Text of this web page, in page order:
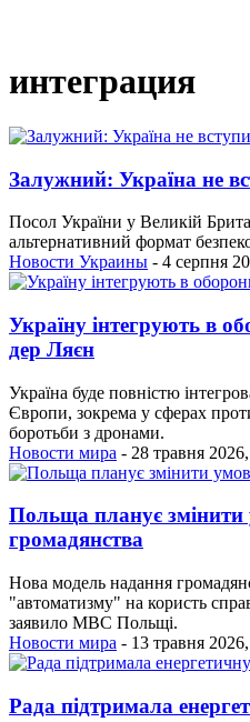
интеграция
Залужний: Україна не
Посол України у Великій
альтернативний формат
Новости Украины - 4 серпня
Україну інтегрують в
дер Ляєн
Україна буде повністю
Європи, зокрема у сферах
боротьби з дронами.
Новости мира - 28 травня
Польща планує
громадянства
Нова модель надання
"автоматизму" на користь
заявило МВС Польщі.
Новости мира - 13 травня
Рада підтримала